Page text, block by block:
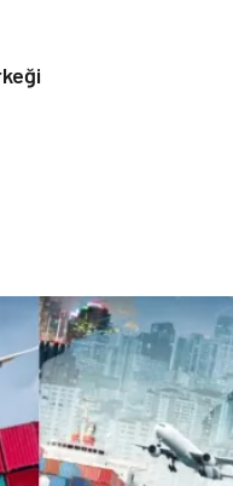
Kaçırmayın
Malzemeleri